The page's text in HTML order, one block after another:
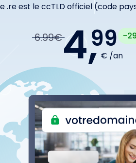
.re est le ccTLD officiel (code
6.99€4,99
€ /an
-